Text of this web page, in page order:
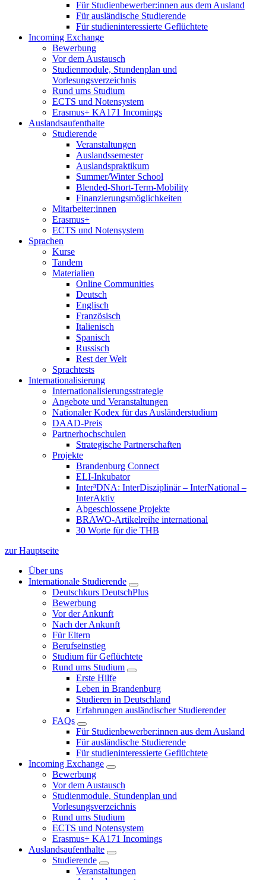
Für Studienbewerber:innen aus dem Ausland
Für ausländische Studierende
Für studieninteressierte Geflüchtete
Incoming Exchange
Bewerbung
Vor dem Austausch
Studienmodule, Stundenplan und
Vorlesungsverzeichnis
Rund ums Studium
ECTS und Notensystem
Erasmus+ KA171 Incomings
Auslandsaufenthalte
Studierende
Veranstaltungen
Auslandssemester
Auslandspraktikum
Summer/Winter School
Blended-Short-Term-Mobility
Finanzierungsmöglichkeiten
Mitarbeiter:innen
Erasmus+
ECTS und Notensystem
Sprachen
Kurse
Tandem
Materialien
Online Communities
Deutsch
Englisch
Französisch
Italienisch
Spanisch
Russisch
Rest der Welt
Sprachtests
Internationalisierung
Internationalisierungsstrategie
Angebote und Veranstaltungen
Nationaler Kodex für das Ausländerstudium
DAAD-Preis
Partnerhochschulen
Strategische Partnerschaften
Projekte
Brandenburg Connect
ELI-Inkubator
Inter³DNA: InterDisziplinär – InterNational –
InterAktiv
Abgeschlossene Projekte
BRAWO-Artikelreihe international
30 Worte für die THB
zur Hauptseite
Über uns
Internationale Studierende
Deutschkurs DeutschPlus
Bewerbung
Vor der Ankunft
Nach der Ankunft
Für Eltern
Berufseinstieg
Studium für Geflüchtete
Rund ums Studium
Erste Hilfe
Leben in Brandenburg
Studieren in Deutschland
Erfahrungen ausländischer Studierender
FAQs
Für Studienbewerber:innen aus dem Ausland
Für ausländische Studierende
Für studieninteressierte Geflüchtete
Incoming Exchange
Bewerbung
Vor dem Austausch
Studienmodule, Stundenplan und
Vorlesungsverzeichnis
Rund ums Studium
ECTS und Notensystem
Erasmus+ KA171 Incomings
Auslandsaufenthalte
Studierende
Veranstaltungen